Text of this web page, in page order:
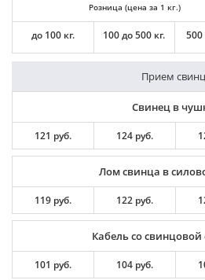
Розница (цена за 1 кг.)
до 100 кг. 100 до 500 кг. 500
Прием
Свинец в
121 руб. 124 руб.
Лом свинца в
119 руб. 122 руб.
Кабель со
101 руб. 104 руб.